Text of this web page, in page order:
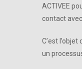
ACTIVEE
contact
C’est
un